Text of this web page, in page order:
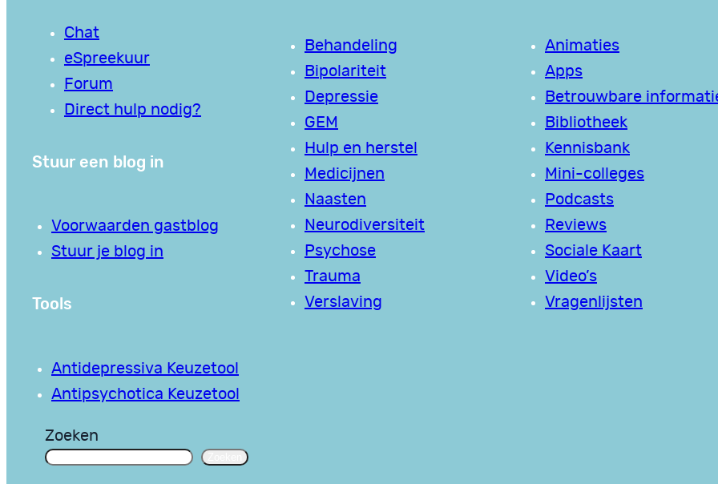
Chat
eSpreekuur
Forum
Direct hulp nodig?
Stuur een blog in
Voorwaarden gastblog
Stuur je blog in
Tools
Antidepressiva Keuzetool
Antipsychotica Keuzetool
Behandeling
Bipolariteit
Depressie
GEM
Hulp en herstel
Medicijnen
Naasten
Neurodiversiteit
Psychose
Trauma
Verslaving
Animaties
Apps
Betrouwbare
Bibliotheek
Kennisbank
Mini-colleges
Podcasts
Reviews
Sociale Kaart
Video’s
Vragenlijsten
Zoeken